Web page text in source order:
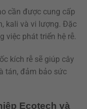
cần được cung cấp
kali và vi lượng. Đặc
việc phát triển hệ rễ.
kích rễ sẽ giúp cây
tán, đảm bảo sức
Ecotech và